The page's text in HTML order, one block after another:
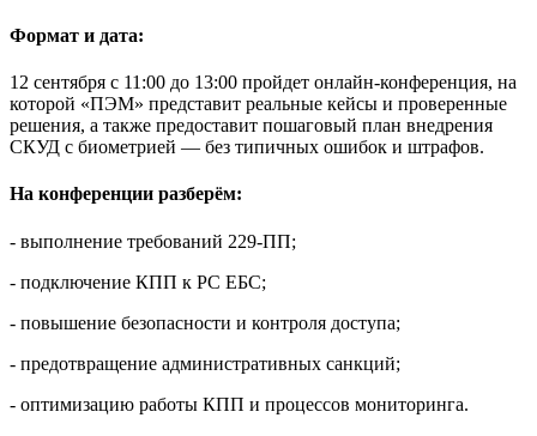
Формат и дата:
12 сентября с 11:00 до 13:00 пройдет онлайн-конференция, на
которой «ПЭМ» представит реальные кейсы и проверенные
решения, а также предоставит пошаговый план внедрения
СКУД с биометрией — без типичных ошибок и штрафов.
На конференции разберём:
- выполнение требований 229-ПП;
- подключение КПП к РС ЕБС;
- повышение безопасности и контроля доступа;
- предотвращение административных санкций;
- оптимизацию работы КПП и процессов мониторинга.